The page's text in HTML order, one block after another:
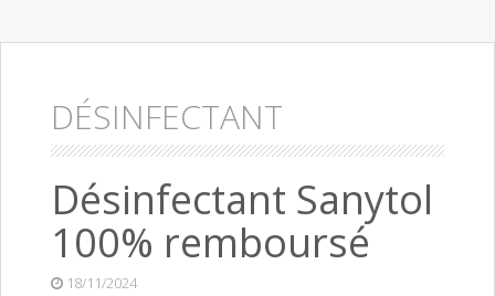
DÉSINFECTANT
Désinfectant Sanytol
100% remboursé
18/11/2024